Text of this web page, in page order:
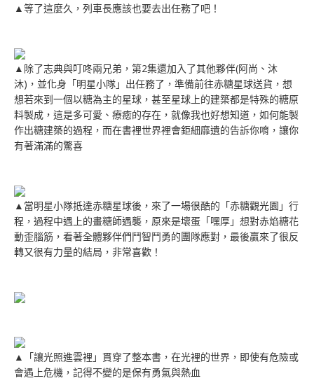
▲等了這麼久，列車長應該也要去出任務了吧！
▲除了志典與叮咚兩兄弟，第2集還加入了其他夥伴(阿尚、沐
沐)，並化身「明星小隊」出任務了，準備前往赤糖星球送貨，想
想若來到一個以糖為主的星球，甚至星球上的建築都是特殊的糖原
料製成，這是多可愛、療癒的存在，就像我也好想知道，如何能製
作出糖建築的過程，而在書裡世界裡會鉅細靡遺的告訴你唷，讓你
有著滿滿的驚喜
▲當明星小隊抵達赤糖星球後，來了一場很酷的「赤糖觀光園」行
程，過程中遇上的畫糖師遇襲，原來是壞蛋「嘿厚」想對赤焰糖花
動歪腦筋，看著全體夥伴們鬥智鬥勇的團隊應對，最後贏來了很反
轉又很有力量的結局，非常喜歡！
▲「讓光照進雲裡」貫穿了整本書，在光裡的世界，即使有危險或
會遇上危機，記得不變的是保有勇氣與熱血